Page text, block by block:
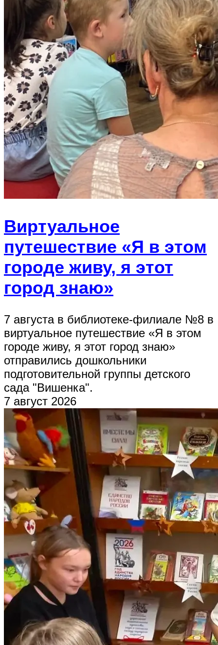
Виртуальное
путешествие «Я в этом
городе живу, я этот
город знаю»
7 августа в библиотеке-филиале №8 в
виртуальное путешествие «Я в этом
городе живу, я этот город знаю»
отправились дошкольники
подготовительной группы детского
сада "Вишенка".
7 август 2026